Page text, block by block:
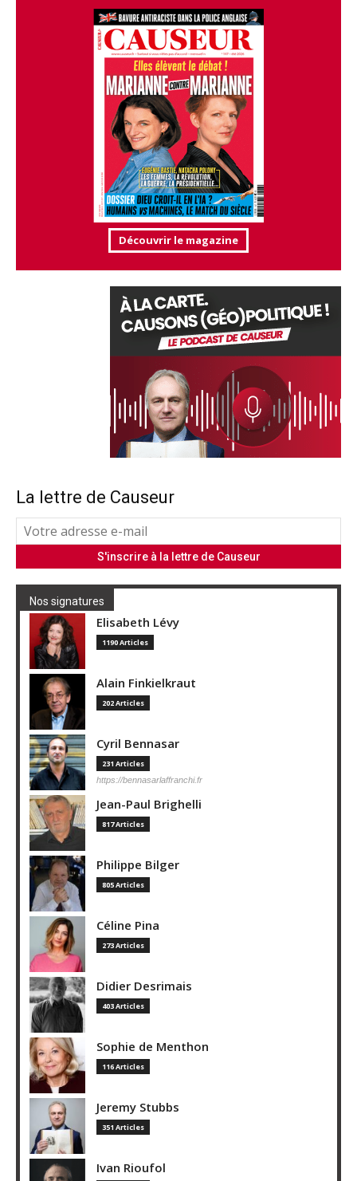
Découvrir le magazine
La lettre de Causeur
Nos signatures
Elisabeth Lévy
1190 Articles
Alain Finkielkraut
202 Articles
Cyril Bennasar
231 Articles
https://bennasarlaffranchi.fr
Jean-Paul Brighelli
817 Articles
Philippe Bilger
805 Articles
Céline Pina
273 Articles
Didier Desrimais
403 Articles
Sophie de Menthon
116 Articles
Jeremy Stubbs
351 Articles
Ivan Rioufol